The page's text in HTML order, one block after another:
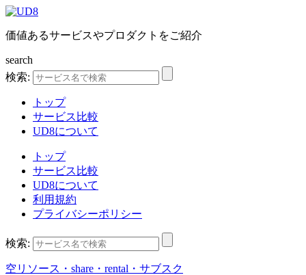
価値あるサービスやプロダクトをご紹介
search
検索:
トップ
サービス比較
UD8について
トップ
サービス比較
UD8について
利用規約
プライバシーポリシー
検索:
空リソース・share・rental・サブスク